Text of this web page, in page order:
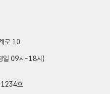
로 10
09시~18시)
호